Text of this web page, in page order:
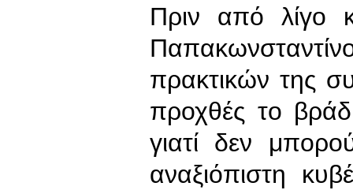
Πριν από λίγο
πρακτικών της
προχθές το
γιατί δεν
αναξιόπιστη